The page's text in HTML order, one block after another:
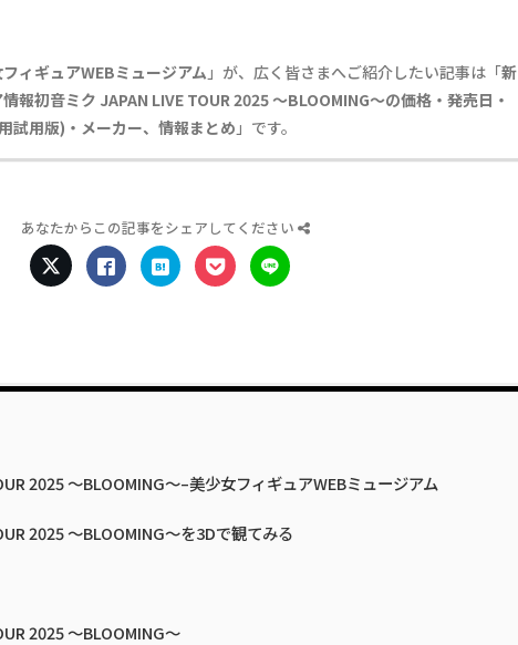
ィギュアWEBミュージアム 」が、広く皆さまへご紹介したい記事は「新
報初音ミク JAPAN LIVE TOUR 2025 〜BLOOMING〜の価格・発売日・
試用版)・メーカー、情報まとめ 」です。
あなたからこの記事をシェアしてください
2025 〜BLOOMING〜–美少女フィギュアWEBミュージアム
2025 〜BLOOMING〜を3Dで観てみる
2025 〜BLOOMING〜